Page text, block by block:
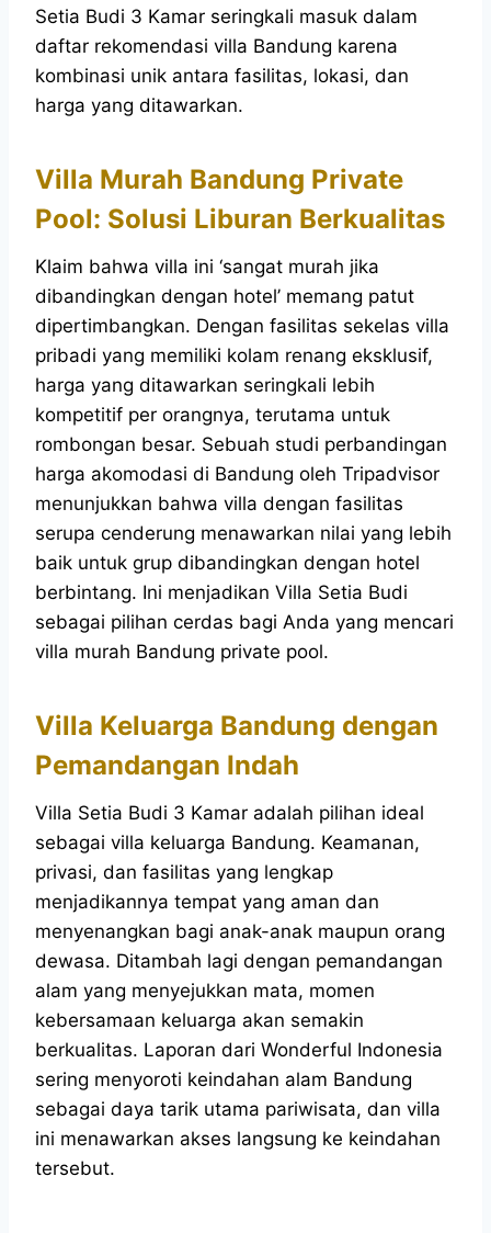
Setia Budi 3 Kamar seringkali masuk dalam
daftar rekomendasi villa Bandung karena
kombinasi unik antara fasilitas, lokasi, dan
harga yang ditawarkan.
Villa Murah Bandung Private
Pool: Solusi Liburan Berkualitas
Klaim bahwa villa ini ‘sangat murah jika
dibandingkan dengan hotel’ memang patut
dipertimbangkan. Dengan fasilitas sekelas villa
pribadi yang memiliki kolam renang eksklusif,
harga yang ditawarkan seringkali lebih
kompetitif per orangnya, terutama untuk
rombongan besar. Sebuah studi perbandingan
harga akomodasi di Bandung oleh Tripadvisor
menunjukkan bahwa villa dengan fasilitas
serupa cenderung menawarkan nilai yang lebih
baik untuk grup dibandingkan dengan hotel
berbintang. Ini menjadikan Villa Setia Budi
sebagai pilihan cerdas bagi Anda yang mencari
villa murah Bandung private pool.
Villa Keluarga Bandung dengan
Pemandangan Indah
Villa Setia Budi 3 Kamar adalah pilihan ideal
sebagai villa keluarga Bandung. Keamanan,
privasi, dan fasilitas yang lengkap
menjadikannya tempat yang aman dan
menyenangkan bagi anak-anak maupun orang
dewasa. Ditambah lagi dengan pemandangan
alam yang menyejukkan mata, momen
kebersamaan keluarga akan semakin
berkualitas. Laporan dari Wonderful Indonesia
sering menyoroti keindahan alam Bandung
sebagai daya tarik utama pariwisata, dan villa
ini menawarkan akses langsung ke keindahan
tersebut.